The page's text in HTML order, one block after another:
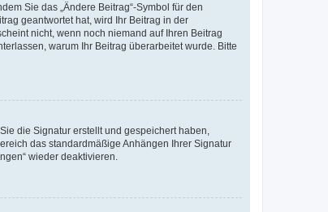
Sie das „Ändere Beitrag“-Symbol für den
geantwortet hat, wird Ihr Beitrag in der
nicht, wenn noch niemand auf Ihren Beitrag
warum Ihr Beitrag überarbeitet wurde. Bitte
die Signatur erstellt und gespeichert haben,
das standardmäßige Anhängen Ihrer Signatur
wieder deaktivieren.